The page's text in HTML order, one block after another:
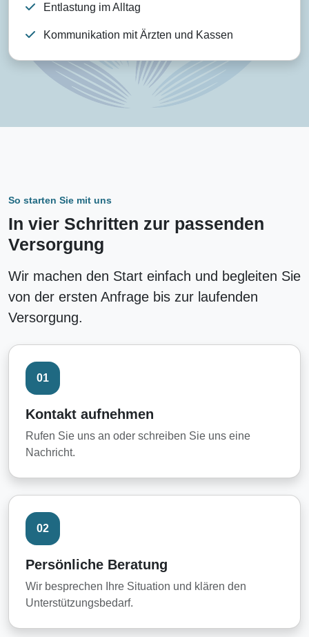
Entlastung im Alltag
Kommunikation mit Ärzten und Kassen
So starten Sie mit uns
In vier Schritten zur passenden
Versorgung
Wir machen den Start einfach und begleiten Sie
von der ersten Anfrage bis zur laufenden
Versorgung.
01
Kontakt aufnehmen
Rufen Sie uns an oder schreiben Sie uns eine
Nachricht.
02
Persönliche Beratung
Wir besprechen Ihre Situation und klären den
Unterstützungsbedarf.